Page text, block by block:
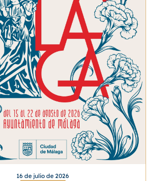
16 de julio de 2026